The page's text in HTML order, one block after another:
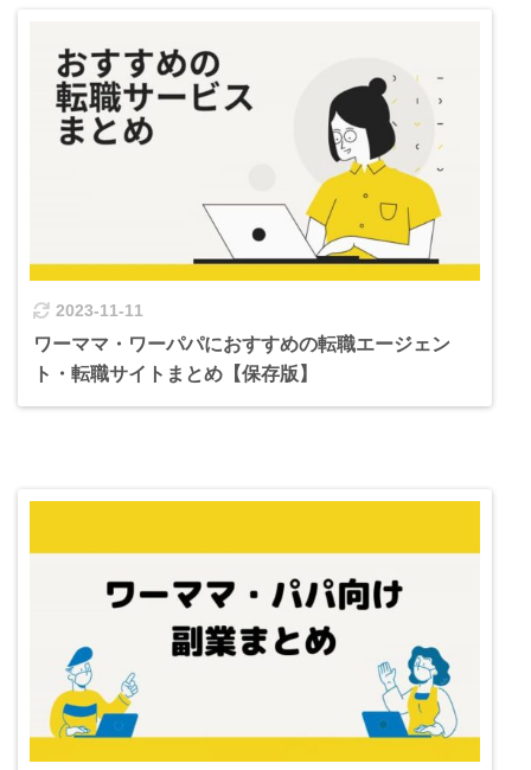
2023-11-11
ワーママ・ワーパパにおすすめの転職エージェン
ト・転職サイトまとめ【保存版】